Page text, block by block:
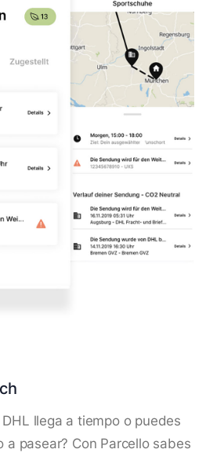
llega a tiempo o puedes
a pasear? Con Parcello sabes